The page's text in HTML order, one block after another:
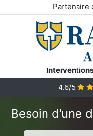
Partenaire
4.6/5
Besoin d'une